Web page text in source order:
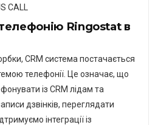
CALL
Ringostat в
CRM система постачається
телефонії. Це означає, що
із CRM лідам та
дзвінків, переглядати
інтеграції із